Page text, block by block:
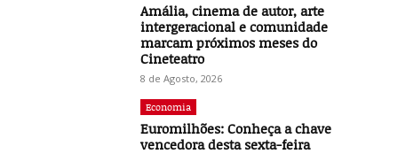
Amália, cinema de autor, arte
intergeracional e comunidade
marcam próximos meses do
Cineteatro
8 de Agosto, 2026
Economia
Euromilhões: Conheça a chave
vencedora desta sexta-feira